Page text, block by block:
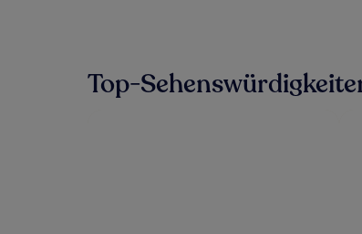
letzten
24 Stunden
Top-